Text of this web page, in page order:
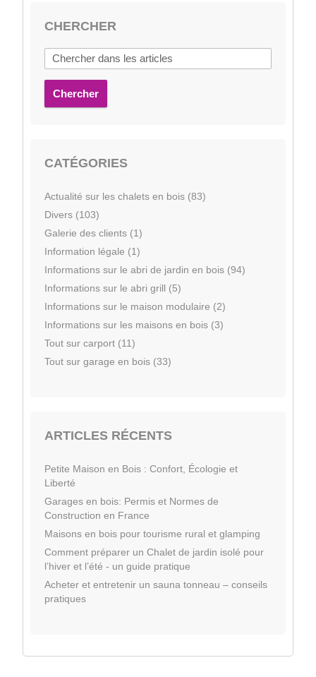
CHERCHER
Chercher
CATÉGORIES
Actualité sur les chalets en bois (83)
Divers (103)
Galerie des clients (1)
Information légale (1)
Informations sur le abri de jardin en bois (94)
Informations sur le abri grill (5)
Informations sur le maison modulaire (2)
Informations sur les maisons en bois (3)
Tout sur carport (11)
Tout sur garage en bois (33)
ARTICLES RÉCENTS
Petite Maison en Bois : Confort, Écologie et
Liberté
Garages en bois: Permis et Normes de
Construction en France
Maisons en bois pour tourisme rural et glamping
Comment préparer un Chalet de jardin isolé pour
l’hiver et l’été - un guide pratique
Acheter et entretenir un sauna tonneau – conseils
pratiques